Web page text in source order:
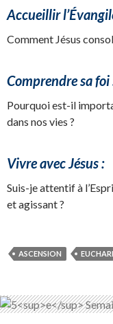
Accueillir
Comment Jésus
Comprendre sa foi
Pourquoi est-il
dans nos vies ?
Vivre avec Jésus :
Suis-je attentif à
et agissant ?
ASCENSION